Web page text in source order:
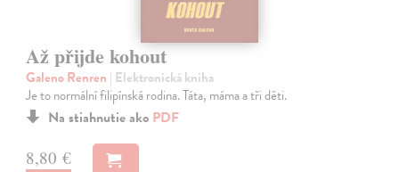
Až přijde kohout
Galeno Renren | Elektronická kniha
Je to normální filipínská rodina. Táta, máma a tři děti.
Na stiahnutie ako PDF
8,80 €